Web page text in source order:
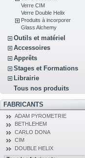
Verre CIM
Verre Double Helix
Produits à incorporer
Glass Alchemy
Outils et matériel
Accessoires
Apprêts
Stages et Formations
Librairie
Tous nos produits
FABRICANTS
ADAM PYROMETRIE
BETHLEHEM
CARLO DONA
CIM
DOUBLE HELIX